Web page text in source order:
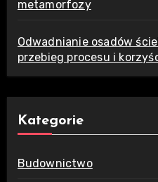
metamorfozy
Odwadnianie osadów
przebieg procesu i
Kategorie
Budownictwo